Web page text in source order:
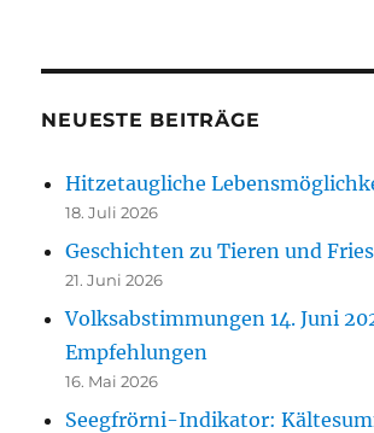
NEUESTE BEITRÄGE
Hitzetaugliche
18. Juli 2026
Geschichten zu Tieren und
21. Juni 2026
Volksabstimmungen 14. Juni
Empfehlungen
16. Mai 2026
Seegfrörni-Indikator: